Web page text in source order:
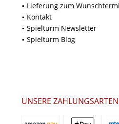
Lieferung zum
Kontakt
Spielturm Newsletter
Spielturm Blog
UNSERE ZAHLUNGSARTEN